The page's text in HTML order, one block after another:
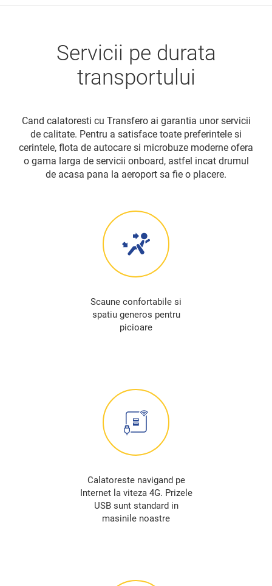
Servicii pe durata
transportului
Cand calatoresti cu Transfero ai garantia unor servicii
de calitate. Pentru a satisface toate preferintele si
cerintele, flota de autocare si microbuze moderne ofera
o gama larga de servicii onboard, astfel incat drumul
de acasa pana la aeroport sa fie o placere.
Scaune confortabile si
spatiu generos pentru
picioare
Calatoreste navigand pe
Internet la viteza 4G. Prizele
USB sunt standard in
masinile noastre